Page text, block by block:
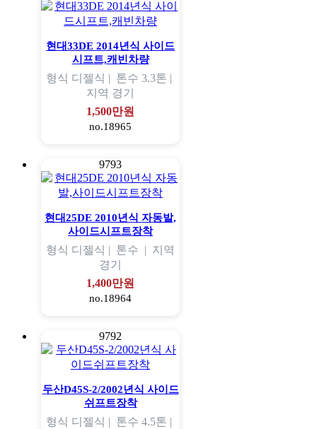
현대33DE 2014년식 사이드
시프트,캐빈차량
형식 디젤식 | 톤수 3.3톤 |
지역 경기
1,500만원
no.18965
9793
현대25DE 2010년식 자동발,
사이드시프트장착
형식 디젤식 | 톤수 | 지역
경기
1,400만원
no.18964
9792
두산D45S-2/2002년식 사이드
쉬프트장착
형식 디젤식 | 톤수 4.5톤 |